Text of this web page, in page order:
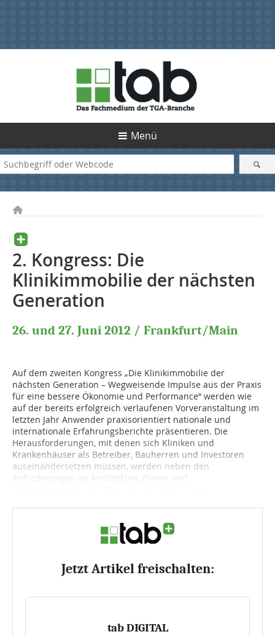
Menü
2. Kongress: Die
Klinikimmobilie der nächsten
Generation
26. und 27. Juni 2012 / Frankfurt/Main
Auf dem zweiten Kongress „Die Klinikimmobilie der
nächsten Generation – Wegweisende Impulse aus der Praxis
für eine bessere Ökonomie und Performance“ werden wie
auf der bereits erfolgreich verlaufenen Vorveranstaltung im
letzten Jahr Anwender praxisorientiert nationale und
internationale Erfahrungsberichte präsentieren. Die
Herausforderungen, mit denen sich Kliniken und
Krankenhäuser als Betreiber, Bauherren und Investoren
auseinandersetzen müssen, werden neben den
Anforderungen an Architekten, Planer und
Jetzt Artikel freischalten:
tab DIGITAL